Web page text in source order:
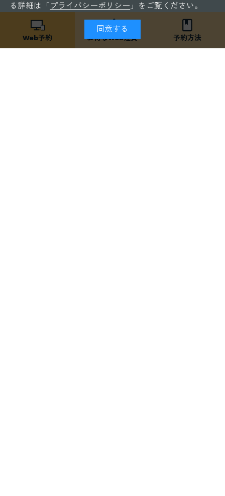
る詳細は「 プライバシーポリシー 」をご覧ください。
同意する
Web予約 お得なWeb運賃 予約方法